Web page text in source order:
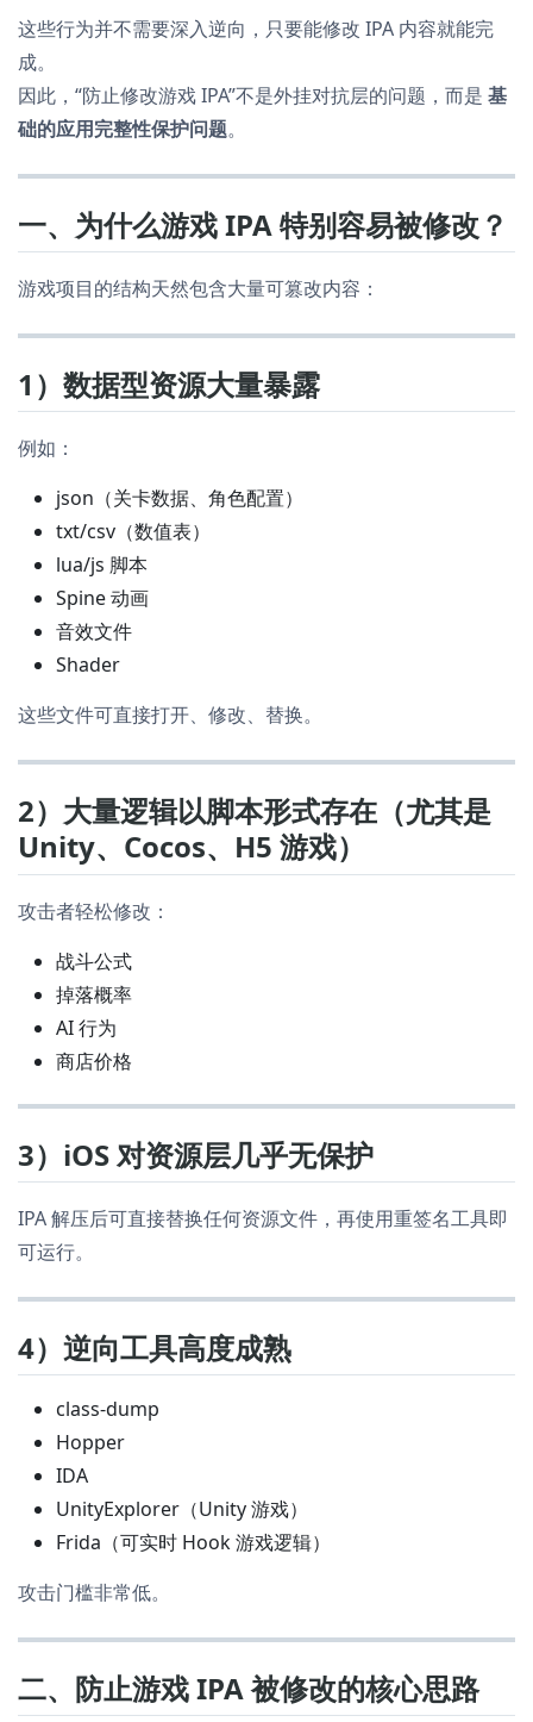
这些行为并不需要深入逆向，只要能修改 IPA 内容就能完
成。
因此，“防止修改游戏 IPA”不是外挂对抗层的问题，而是 基
础的应用完整性保护问题。
一、为什么游戏 IPA 特别容易被修改？
游戏项目的结构天然包含大量可篡改内容：
1）数据型资源大量暴露
例如：
json（关卡数据、角色配置）
txt/csv（数值表）
lua/js 脚本
Spine 动画
音效文件
Shader
这些文件可直接打开、修改、替换。
2）大量逻辑以脚本形式存在（尤其是
Unity、Cocos、H5 游戏）
攻击者轻松修改：
战斗公式
掉落概率
AI 行为
商店价格
3）iOS 对资源层几乎无保护
IPA 解压后可直接替换任何资源文件，再使用重签名工具即
可运行。
4）逆向工具高度成熟
class-dump
Hopper
IDA
UnityExplorer（Unity 游戏）
Frida（可实时 Hook 游戏逻辑）
攻击门槛非常低。
二、防止游戏 IPA 被修改的核心思路